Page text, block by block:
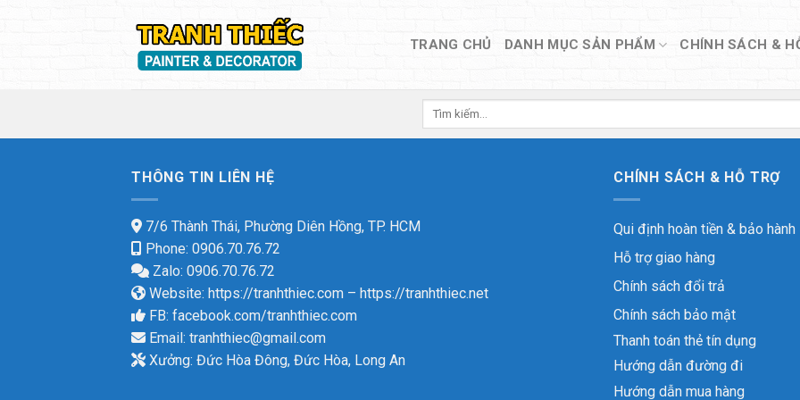
TRANG CHỦ DANH MỤC SẢN PHẨM CHÍNH SÁCH &
Tìm
THÔNG TIN LIÊN HỆ
7/6 Thành Thái, Phường Diên Hồng, TP. HCM
Phone: 0906.70.76.72
Zalo: 0906.70.76.72
Website: https://tranhthiec.com – https://tranhthiec.net
FB: facebook.com/tranhthiec.com
Email: tranhthiec@gmail.com
Xưởng: Đức Hòa Đông, Đức Hòa, Long An
CHÍNH SÁCH & HỖ TRỢ
Qui định hoàn tiền & bảo hành
Hỗ trợ giao hàng
Chính sách đổi trả
Chính sách bảo mật
Thanh toán thẻ tín dụng
Hướng dẫn đường đi
Hướng dẫn mua hàng